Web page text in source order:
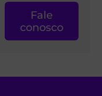
Fale
conosco